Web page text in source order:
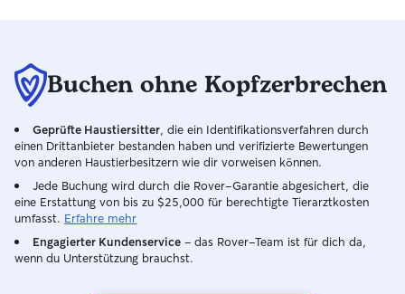
Buchen ohne Kopfzerbrechen
Geprüfte Haustiersitter , die ein Identifikationsverfahren durch
einen Drittanbieter bestanden haben und verifizierte Bewertungen
von anderen Haustierbesitzern wie dir vorweisen können.
Jede Buchung wird durch die Rover-Garantie abgesichert, die
eine Erstattung von bis zu $25,000 für berechtigte Tierarztkosten
umfasst. Erfahre mehr
Engagierter Kundenservice – das Rover-Team ist für dich da,
wenn du Unterstützung brauchst.